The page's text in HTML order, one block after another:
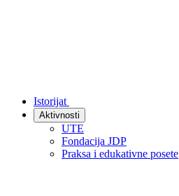
Istorijat
Aktivnosti
UTE
Fondacija JDP
Praksa i edukativne posete